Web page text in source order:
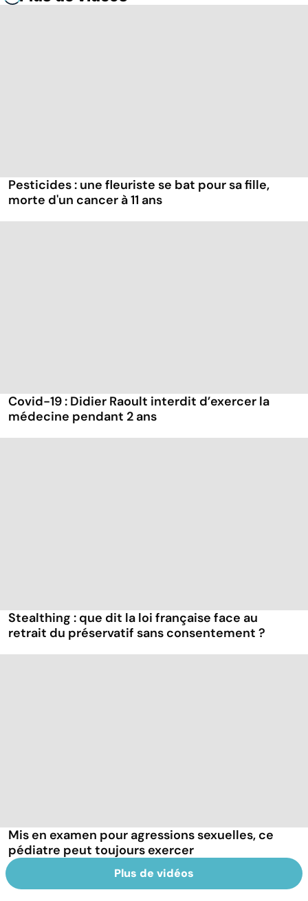
Pesticides : une fleuriste se bat pour sa fille,
morte d'un cancer à 11 ans
Covid-19 : Didier Raoult interdit d’exercer la
médecine pendant 2 ans
Stealthing : que dit la loi française face au
retrait du préservatif sans consentement ?
Mis en examen pour agressions sexuelles, ce
pédiatre peut toujours exercer
Plus de vidéos